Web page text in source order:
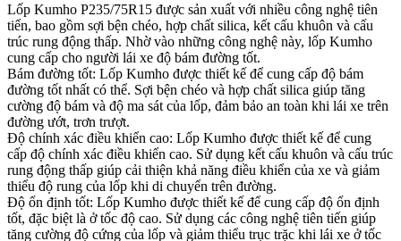
Lốp Kumho P235/75R15 được sản xuất với nhiều công nghệ tiên
tiến, bao gồm sợi bện chéo, hợp chất silica, kết cấu khuôn và cấu
trúc rung động thấp. Nhờ vào những công nghệ này, lốp Kumho
cung cấp cho người lái xe độ bám đường tốt.
Bám đường tốt: Lốp Kumho được thiết kế để cung cấp độ bám
đường tốt nhất có thể. Sợi bện chéo và hợp chất silica giúp tăng
cường độ bám và độ ma sát của lốp, đảm bảo an toàn khi lái xe trên
đường ướt, trơn trượt.
Độ chính xác điều khiển cao: Lốp Kumho được thiết kế để cung
cấp độ chính xác điều khiển cao. Sử dụng kết cấu khuôn và cấu trúc
rung động thấp giúp cải thiện khả năng điều khiển của xe và giảm
thiểu độ rung của lốp khi di chuyển trên đường.
Độ ổn định tốt: Lốp Kumho được thiết kế để cung cấp độ ổn định
tốt, đặc biệt là ở tốc độ cao. Sử dụng các công nghệ tiên tiến giúp
tăng cường độ cứng của lốp và giảm thiểu trục trặc khi lái xe ở tốc